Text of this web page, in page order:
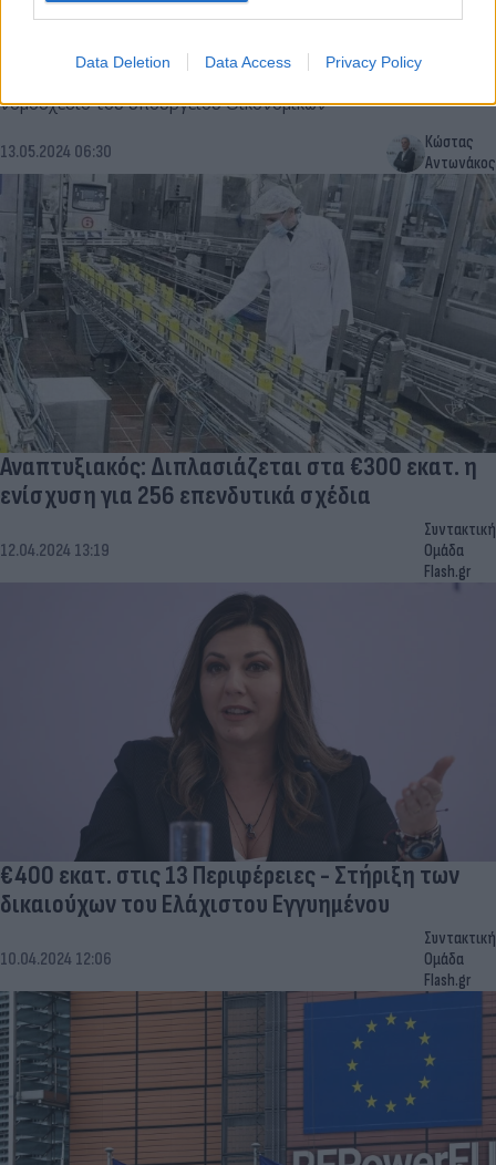
Data Deletion Data Access Privacy Policy
Νέοι «κανόνες» για κονδύλια και επενδύσεις - Τι
αλλάζει με νομοσχέδιο του ΥΠΟΙΚ
νομοσχέδιο του υπουργείου Οικονομικών
13.05.2024 06:30
Κώστας
Αντωνάκος
Αναπτυξιακός: Διπλασιάζεται στα €300 εκατ. η
ενίσχυση για 256 επενδυτικά σχέδια
12.04.2024 13:19
Συντακτική
Ομάδα
Flash.gr
€400 εκατ. στις 13 Περιφέρειες - Στήριξη των
δικαιούχων του Ελάχιστου Εγγυημένου
10.04.2024 12:06
Συντακτική
Ομάδα
Flash.gr